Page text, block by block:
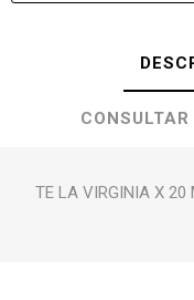
TE LA VIRGINIA X 20